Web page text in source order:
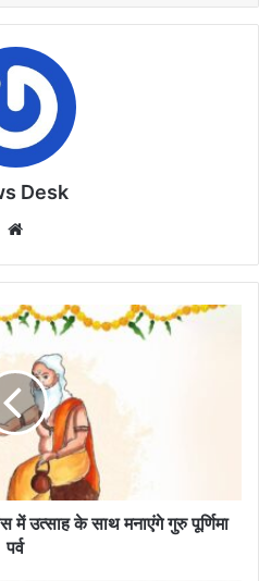
Desk
उत्साह के साथ मनाएंगे गुरु पूर्णिमा
पर्व